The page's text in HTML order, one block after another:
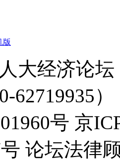
版
大经济论
62719935）
号 京
号 论坛法律